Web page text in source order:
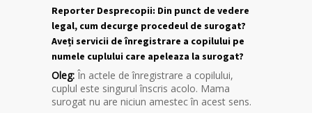
Reporter Desprecopii: Din punct de vedere
legal, cum decurge procedeul de surogat?
Aveți servicii de înregistrare a copilului pe
numele cuplului care apeleaza la surogat?
Oleg: În actele de înregistrare a copilului,
cuplul este singurul înscris acolo. Mama
surogat nu are niciun amestec în acest sens.